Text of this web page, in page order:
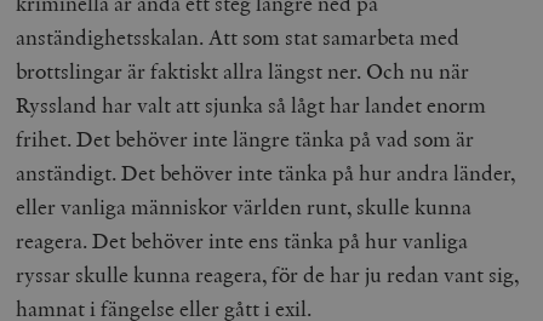
anständighetsskalan. Att som stat samarbeta med
brottslingar är faktiskt allra längst ner. Och nu när
Ryssland har valt att sjunka så lågt har landet enorm
frihet. Det behöver inte längre tänka på vad som är
anständigt. Det behöver inte tänka på hur andra länder,
eller vanliga människor världen runt, skulle kunna
reagera. Det behöver inte ens tänka på hur vanliga
ryssar skulle kunna reagera, för de har ju redan vant sig,
hamnat i fängelse eller gått i exil.